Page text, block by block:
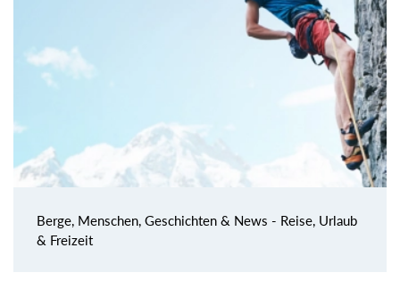
Berge, Menschen, Geschichten & News - Reise, Urlaub
& Freizeit